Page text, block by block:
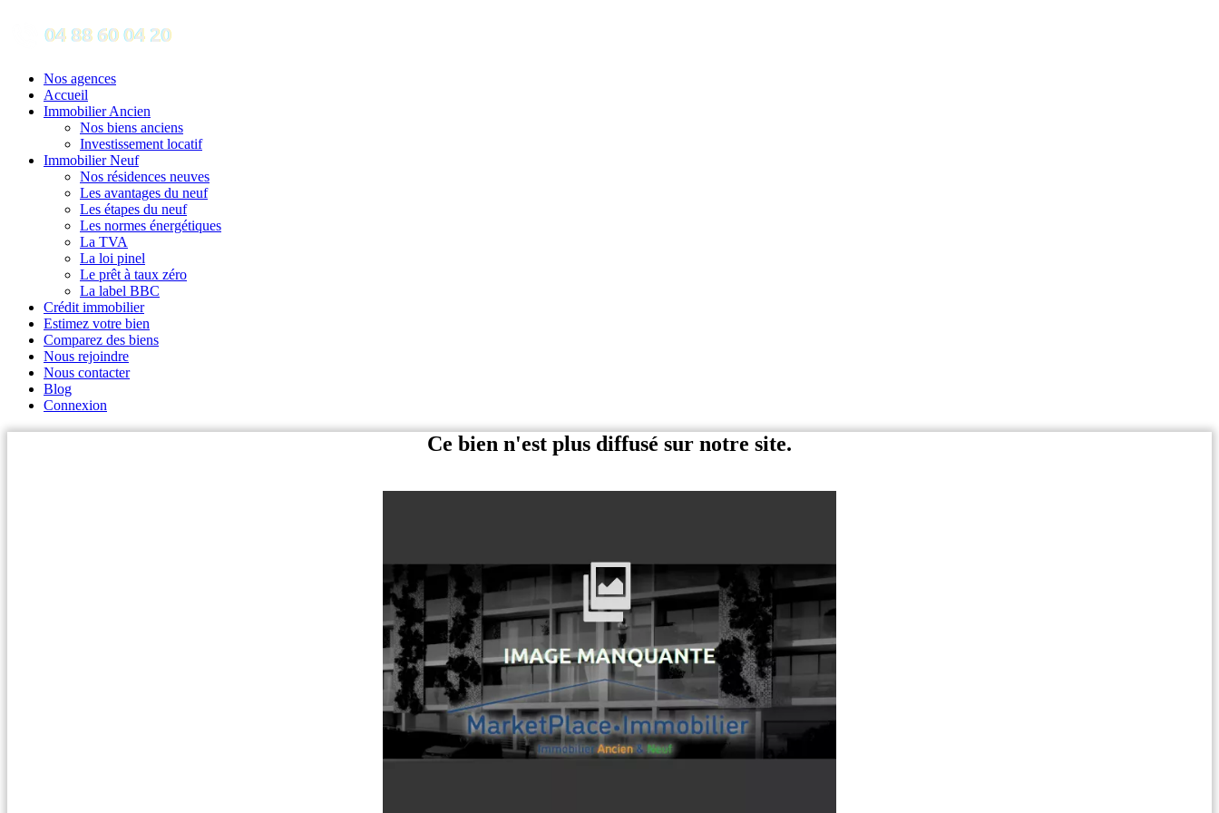
Nos agences
Accueil
Immobilier Ancien
Nos biens anciens
Investissement locatif
Immobilier Neuf
Nos résidences neuves
Les avantages du neuf
Les étapes du neuf
Les normes énergétiques
La TVA
La loi pinel
Le prêt à taux zéro
La label BBC
Crédit immobilier
Estimez votre bien
Comparez des biens
Nous rejoindre
Nous contacter
Blog
Connexion
Ce bien n'est plus diffusé sur notre site.